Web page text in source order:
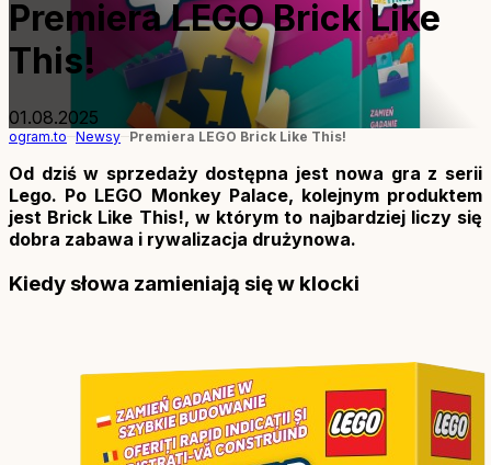
Premiera LEGO Brick Like
This!
01.08.2025
ogram.to Newsy Premiera LEGO Brick Like This!
Od dziś w sprzedaży dostępna jest nowa gra z serii
Lego. Po LEGO Monkey Palace, kolejnym produktem
jest Brick Like This!, w którym to najbardziej liczy się
dobra zabawa i rywalizacja drużynowa.
Kiedy słowa zamieniają się w klocki